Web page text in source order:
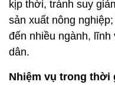
kịp thời, tránh suy
sản xuất nông
đến nhiều ngành,
dân.
Nhiệm vụ trong thời